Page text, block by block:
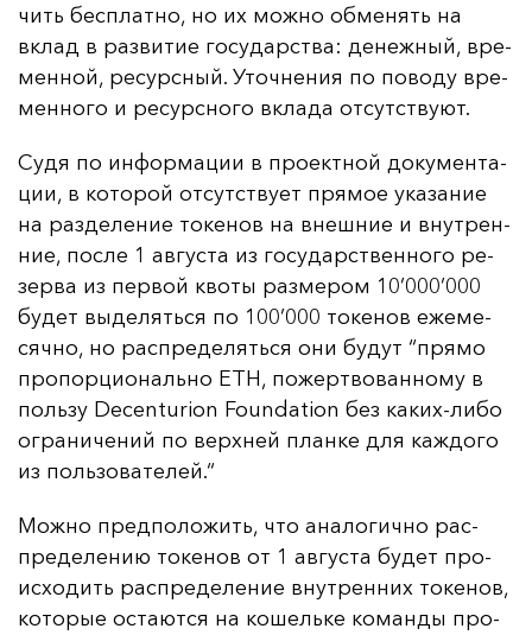
чить бес­плат­но, но их мож­но об­ме­нять на
вклад в раз­ви­тие го­су­дарс­тва: де­неж­ный, вре­
мен­ной, ре­сур­сный. Уточ­не­ния по по­во­ду вре­
мен­но­го и ре­сур­сно­го вкла­да от­сутс­тву­ют.
Су­дя по ин­фор­ма­ции в про­ек­тной до­ку­мен­та­
ции, в ко­то­рой от­сутс­тву­ет пря­мое ука­за­ние
на раз­де­ле­ние то­ке­нов на внеш­ние и внут­рен­
ние, пос­ле 1 ав­гус­та из го­су­дарс­твен­но­го ре­
зер­ва из пер­вой кво­ты раз­ме­ром 10’000’000
бу­дет вы­де­лять­ся по 100’000 то­ке­нов еже­ме­
сяч­но, но рас­пре­де­лять­ся они бу­дут “пря­мо
про­пор­ци­ональ­но ETH, по­жер­тво­ван­но­му в
поль­зу Decenturion Foundation без ка­ких-ли­бо
ог­ра­ни­че­ний по вер­хней план­ке для каж­до­го
из поль­зо­ва­те­лей.“
Мож­но пред­по­ло­жить, что ана­ло­гич­но рас­
пре­де­ле­нию то­ке­нов от 1 ав­гус­та бу­дет про­
ис­хо­дить рас­пре­де­ле­ние внут­рен­них то­ке­нов,
ко­то­рые ос­та­ют­ся на ко­шель­ке ко­ман­ды про­